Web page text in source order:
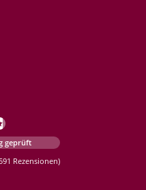
geprüft
Rezensionen)